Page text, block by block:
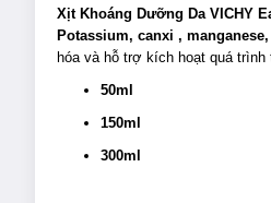
Xịt Khoáng Dưỡng Da VICHY
Potassium, canxi ,
hóa và hỗ trợ kích hoạt quá trình
50ml
150ml
300ml